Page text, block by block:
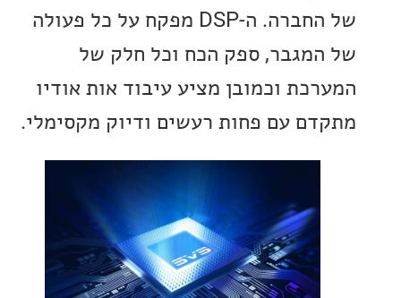
של החברה. ה-DSP מפקח על כל פעולה
ספק הכח וכל חלק של
וכמובן מציע עיבוד אות אודיו
עם פחות רעשים ודיוק מקסימלי.